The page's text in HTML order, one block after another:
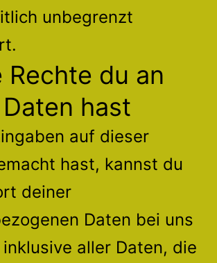
unbegrenzt
Rechte du an
hast
auf dieser
hast, kannst du
deiner
Daten bei uns
aller Daten, die